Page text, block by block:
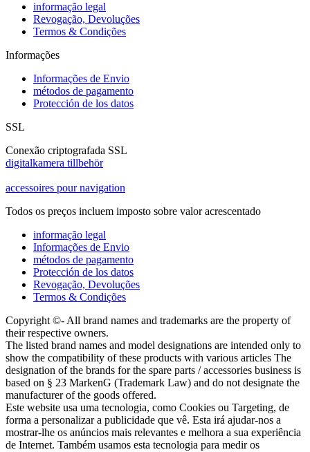
informação legal
Revogação, Devoluções
Termos & Condições
Informações
Informações de Envio
métodos de pagamento
Protección de los datos
SSL
Conexão criptografada SSL
digitalkamera tillbehör
accessoires pour navigation
Todos os preços incluem imposto sobre valor acrescentado
informação legal
Informações de Envio
métodos de pagamento
Protección de los datos
Revogação, Devoluções
Termos & Condições
Copyright ©- All brand names and trademarks are the property of
their respective owners.
The listed brand names and model designations are intended only to
show the compatibility of these products with various articles The
designation of the brands for the spare parts / accessories business is
based on § 23 MarkenG (Trademark Law) and do not designate the
manufacturer of the goods offered.
Este website usa uma tecnologia, como Cookies ou Targeting, de
forma a personalizar a publicidade que vê. Esta irá ajudar-nos a
mostrar-lhe os anúncios mais relevantes e melhora a sua experiência
de Internet. Também usamos esta tecnologia para medir os